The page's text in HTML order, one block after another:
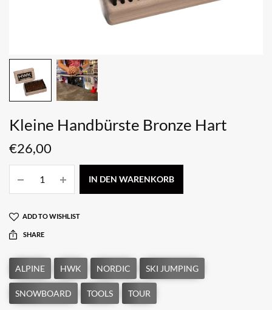
Kleine Handbürste Bronze Hart
€26,00
IN DEN WARENKORB
ADD TO WISHLIST
SHARE